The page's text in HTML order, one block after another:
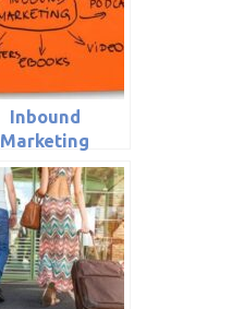
Inbound
Marketing